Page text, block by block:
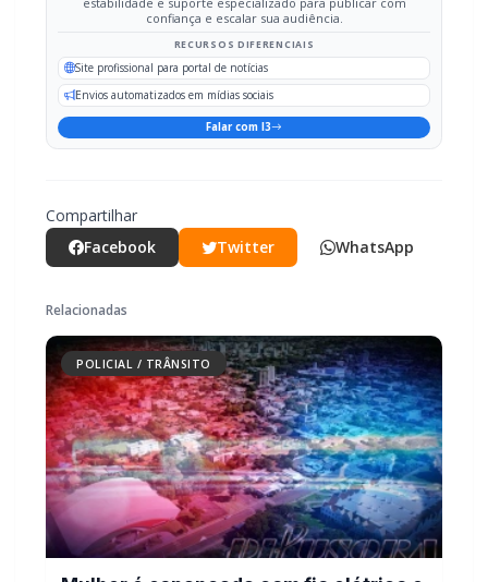
Compartilhar
Facebook
Twitter WhatsApp
Relacionadas
POLICIAL / TRÂNSITO
Mulher é espancada com fio elétrico e
sofre graves ferimentos nos olhos em
Marechal Rondon